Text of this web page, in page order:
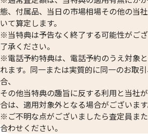
2026年6月買取
SV925 ネックレス
70.6g
状態 B+
店舗 出張買取
2026年6
グル銀
状態 B
店舗 衣
態、付属品、当日の市場相場その他の当
いて算定します。
※当特典は予告なく終了する可能性がご
了承ください。
※電話予約特典は、電話予約のうえ対象
れます。同一または実質的に同一のお取
合、
その他当特典の趣旨に反する利用と当社
合は、適用対象外となる場合がございます
※ご不明な点がございましたら査定員ま
合わせください。